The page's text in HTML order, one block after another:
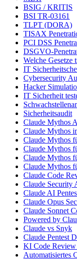
BSIG / KRITIS
BSI TR-03161
TLPT (DORA)
TISAX
PCI DSS
DSGVO-
Welche
IT
Cybersecurity
Hacker
IT Sicherheit
Sicherheitsaudit
Claude Mythos
Claude Mythos
Claude Mythos
Claude Mythos
Claude Mythos
Claude Mythos
Claude Code
Claude Security
Claude AI
Claude Opus
Claude Sonnet
Powered by
Claude vs Snyk
Claude Pentest
KI Code Review
Automatisiertes